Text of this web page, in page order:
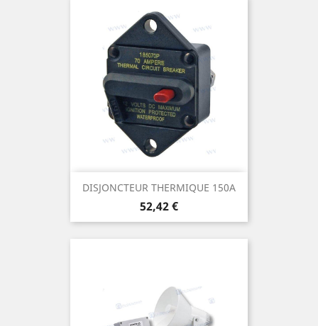
DISJONCTEUR THERMIQUE 150A
Prix
52,42 €